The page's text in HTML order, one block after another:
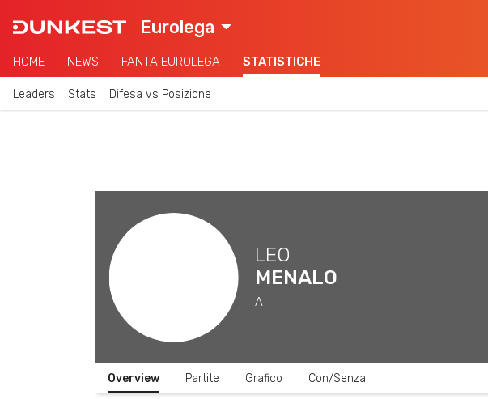
Eurolega
HOME NEWS FANTA EUROLEGA STATISTICHE
Leaders Stats Difesa vs Posizione
LEO
MENALO
A
Overview Partite Grafico Con/Senza